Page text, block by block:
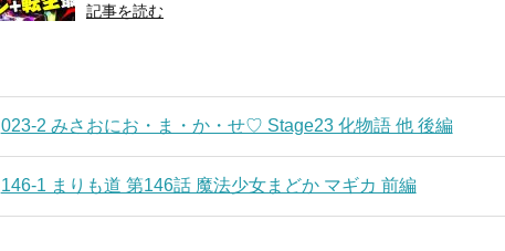
記事を読む
023-2 みさおにお・ま・か・せ♡ Stage23 化物語 他 後編
146-1 まりも道 第146話 魔法少女まどか マギカ 前編